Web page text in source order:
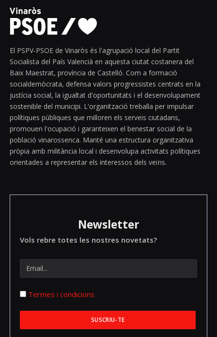
El PSPV-PSOE de Vinaròs és l'agrupació local del Partit
Socialista del País Valencià en aquesta ciutat costanera del
Baix Maestrat, província de Castelló. Com a formació
socialdemòcrata, defensa valors progressistes centrats en la
justícia social, la igualtat d'oportunitats i el desenvolupament
sostenible del municipi. L'organització treballa per impulsar
polítiques públiques que milloren els serveis ciutadans,
promouen l'ocupació i garanteixen el benestar social de la
població vinarossenca. Manté una estructura organitzativa
pròpia amb militància local i desenvolupa activitats polítiques
orientades a representar els interessos dels veïns.
Newsletter
Vols rebre totes les nostres novetats?
Termes i condicions